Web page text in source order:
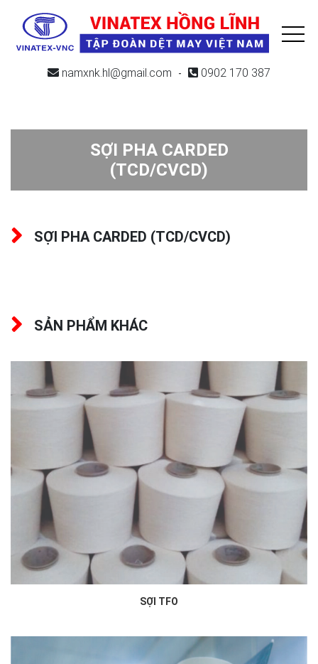
namxnk.hl@gmail.com - 0902 170 387
SỢI PHA CARDED
(TCD/CVCD)
SỢI PHA CARDED (TCD/CVCD)
SẢN PHẨM KHÁC
SỢI TFO